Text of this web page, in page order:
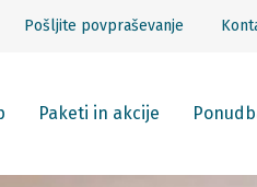
Pošljite povpraševanje
Paketi in akcije